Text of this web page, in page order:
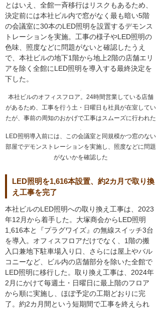
とはいえ、全館一斉移行はリスクもあるため、
決定前には本社ビル内で窓がなく最も暗い5階
の会議室に30本のLED照明を設置するデモンス
トレーションを実施。工事の様子やLED照明の
色味、照度などに問題がないと確認したうえ
で、本社ビルの地下1階から地上2階の店舗エリ
アを除く全館にLED照明を導入する最終決定を
下した。
本社ビルのオフィスフロア。24時間営業している店舗
があるため、工事を行う土・日曜日も社員が在室してい
たが、事前の周知のおかげで工事はスムーズに行われた
LED照明導入前には、この会議室と同規模かつ窓のない
部屋でデモンストレーションを実施し、照度などに問題
がないかを確認した
LED照明を1,616本設置、約2カ月で取り換
え工事を完了
本社ビルのLED照明への取り換え工事は、2023
年12月から着手した。大塚商会からLED照明
1,616本と『プラグワイズ』の無線スイッチ3台
を導入。オフィスフロアだけでなく、1階の搬
入口兼地下駐車場入り口、さらには屋上やバル
コニーなど、ビル内の店舗部分を除いた全館で
LED照明に移行した。取り換え工事は、2024年
2月にかけて毎週土・日曜日に最上階のフロア
から順に実施し、ほぼ予定の工期どおりに完
了。約2カ月間という短期間で工事を終えられ